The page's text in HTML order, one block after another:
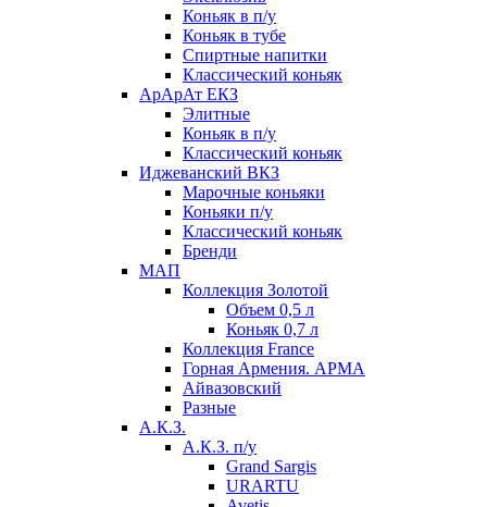
Коньяк в п/у
Коньяк в тубе
Спиртные напитки
Классический коньяк
АрАрАт ЕКЗ
Элитные
Коньяк в п/у
Классический коньяк
Иджеванский ВКЗ
Марочные коньяки
Коньяки п/у
Классический коньяк
Бренди
МАП
Коллекция Золотой
Объем 0,5 л
Коньяк 0,7 л
Коллекция France
Горная Армения. АРМА
Айвазовский
Разные
А.К.З.
А.К.З. п/у
Grand Sargis
URARTU